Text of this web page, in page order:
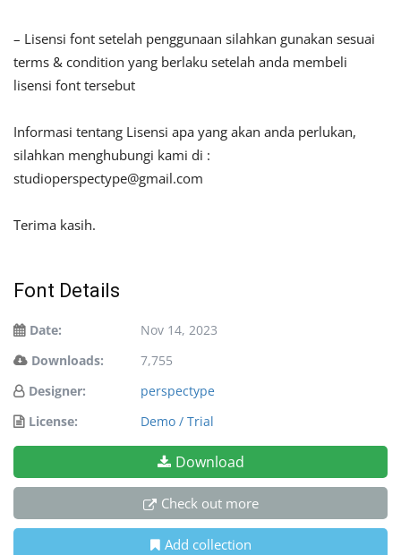
– Lisensi font setelah penggunaan silahkan gunakan sesuai
terms & condition yang berlaku setelah anda membeli
lisensi font tersebut
Informasi tentang Lisensi apa yang akan anda perlukan,
silahkan menghubungi kami di :
studioperspectype@gmail.com
Terima kasih.
Font Details
Date:
Nov 14, 2023
Downloads:
7,755
Designer:
perspectype
License:
Demo / Trial
Download
Check out more
Add collection